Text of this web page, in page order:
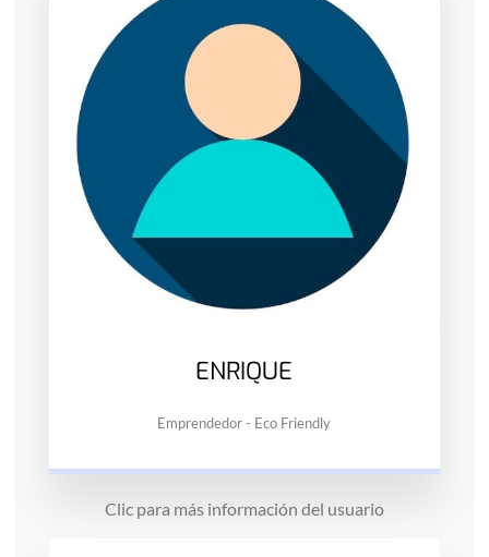
ENRIQUE
Emprendedor - Eco Friendly
Clic para más información del usuario